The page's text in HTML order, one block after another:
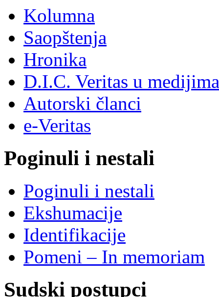
Kolumna
Saopštenja
Hronika
D.I.C. Veritas u medijima
Autorski članci
e-Veritas
Poginuli i nestali
Poginuli i nestali
Ekshumacije
Identifikacije
Pomeni – In memoriam
Sudski postupci